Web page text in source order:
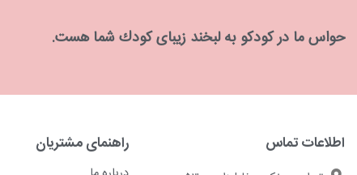
حواس ما در كودكو به لبخند زیبای كودك شما هست.
اطلاعات تماس راهنمای مشتریان